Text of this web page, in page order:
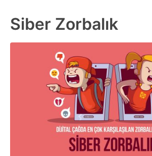
Siber Zorbalık